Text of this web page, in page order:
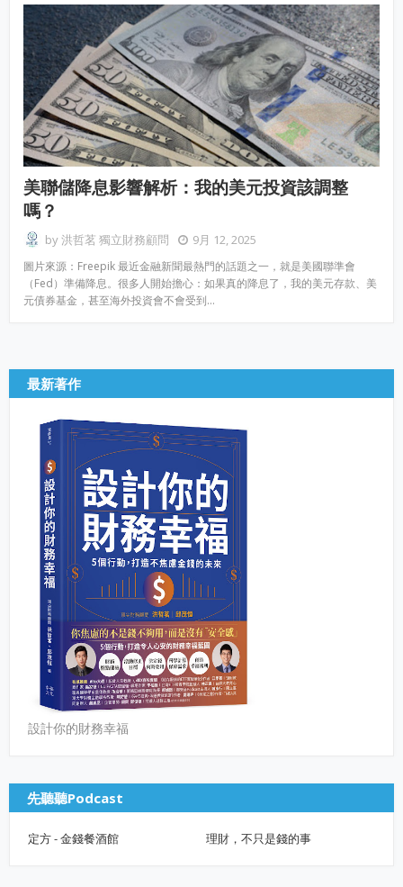
美聯儲降息影響解析：我的美元投資該調整
嗎？
by洪哲茗 獨立財務顧問 9月 12, 2025
圖片來源：Freepik 最近金融新聞最熱門的話題之一，就是美國聯準會
（Fed）準備降息。很多人開始擔心：如果真的降息了，我的美元存款、美
元債券基金，甚至海外投資會不會受到…
最新著作
設計你的財務幸福
先聽聽Podcast
定方 - 金錢餐酒館 理財，不只是錢的事